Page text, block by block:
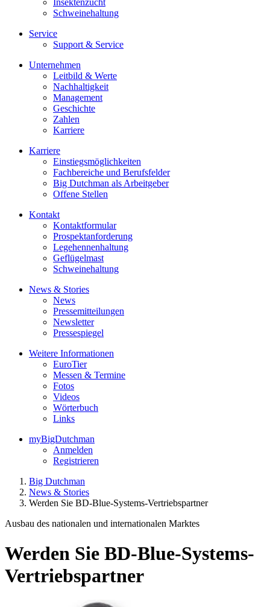
Insektenzucht
Schweinehaltung
Service
Support & Service
Unternehmen
Leitbild & Werte
Nachhaltigkeit
Management
Geschichte
Zahlen
Karriere
Karriere
Einstiegsmöglichkeiten
Fachbereiche und Berufsfelder
Big Dutchman als Arbeitgeber
Offene Stellen
Kontakt
Kontaktformular
Prospektanforderung
Legehennenhaltung
Geflügelmast
Schweinehaltung
News & Stories
News
Pressemitteilungen
Newsletter
Pressespiegel
Weitere Informationen
EuroTier
Messen & Termine
Fotos
Videos
Wörterbuch
Links
myBigDutchman
Anmelden
Registrieren
Big Dutchman
News & Stories
Werden Sie BD-Blue-Systems-Vertriebspartner
Ausbau des nationalen und internationalen Marktes
Werden Sie BD-Blue-Systems-
Vertriebspartner